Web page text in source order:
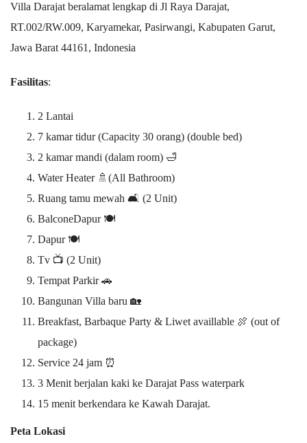
Villa Darajat beralamat lengkap di Jl Raya Darajat,
RT.002/RW.009, Karyamekar, Pasirwangi, Kabupaten Garut,
Jawa Barat 44161, Indonesia
Fasilitas:
2 Lantai
7 kamar tidur (Capacity 30 orang) (double bed)
2 kamar mandi (dalam room) 🛁
Water Heater 🚿(All Bathroom)
Ruang tamu mewah 🛋️ (2 Unit)
BalconeDapur 🍽️
Dapur 🍽️
Tv 📺 (2 Unit)
Tempat Parkir 🚗️
Bangunan Villa baru 🏡
Breakfast, Barbaque Party & Liwet availlable 🍖 (out of
package)
Service 24 jam ⏰
3 Menit berjalan kaki ke Darajat Pass waterpark
15 menit berkendara ke Kawah Darajat.
Peta Lokasi